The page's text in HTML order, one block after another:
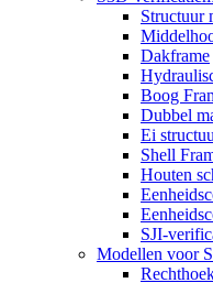
Structuur
Dakframe
Boog
Dubbel
Ei
Shell
Houten
SJI-
Modellen voor